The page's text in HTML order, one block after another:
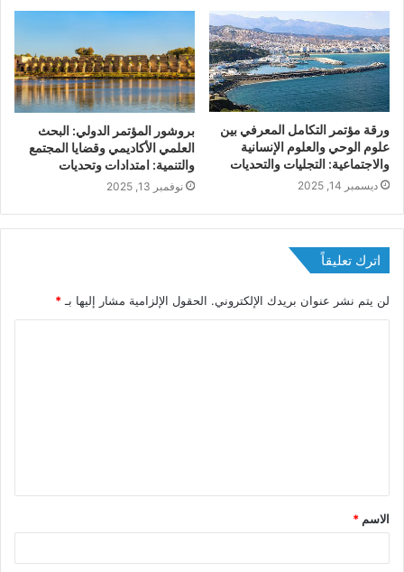
ورقة مؤتمر التكامل المعرفي بين
علوم الوحي والعلوم الإنسانية
والاجتماعية: التجليات والتحديات
ديسمبر 14, 2025
بروشور المؤتمر الدولي: اﻟﺒﺤﺚ
اﻟﻌﻠﻤﻲ اﻷﻛﺎدﻳﻤﻲ وﻗﻀﺎﻳﺎ اﻟﻤﺠﺘﻤﻊ
واﻟﺘﻨﻤﻴﺔ: اﻣﺘﺪادات وتحديات
نوفمبر 13, 2025
اترك تعليقاً
لن يتم نشر عنوان بريدك الإلكتروني. الحقول الإلزامية مشار إليها بـ*
ق
*
الاسم *